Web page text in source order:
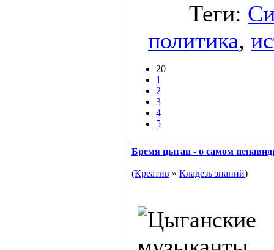
Теги:
политика,
20
1
2
3
4
5
Бремя цыган - о самом
(Креатив » Кладезь знаний)